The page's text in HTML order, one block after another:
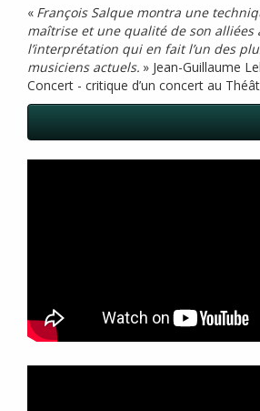
« François Salque montra une
maîtrise et une qualité de son alliées
l’interprétation qui en fait l’un des
musiciens actuels. » Jean-Guillaume
Concert - critique d’un concert au